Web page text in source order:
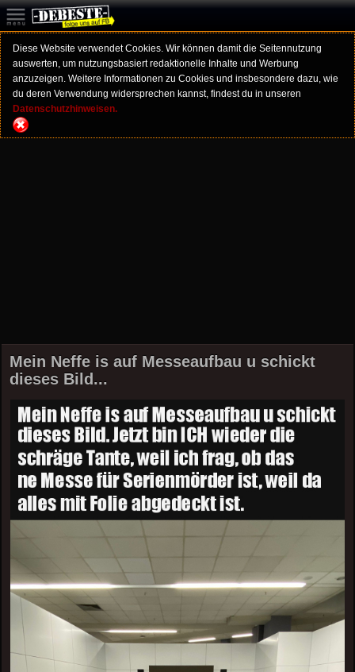
Diese Website verwendet Cookies. Wir können damit die Seitennutzung
auswerten, um nutzungsbasiert redaktionelle Inhalte und Werbung
anzuzeigen. Weitere Informationen zu Cookies und insbesondere dazu, wie
du deren Verwendung widersprechen kannst, findest du in unseren
Datenschutzhinweisen.
Mein Neffe is auf Messeaufbau u schickt
dieses Bild...